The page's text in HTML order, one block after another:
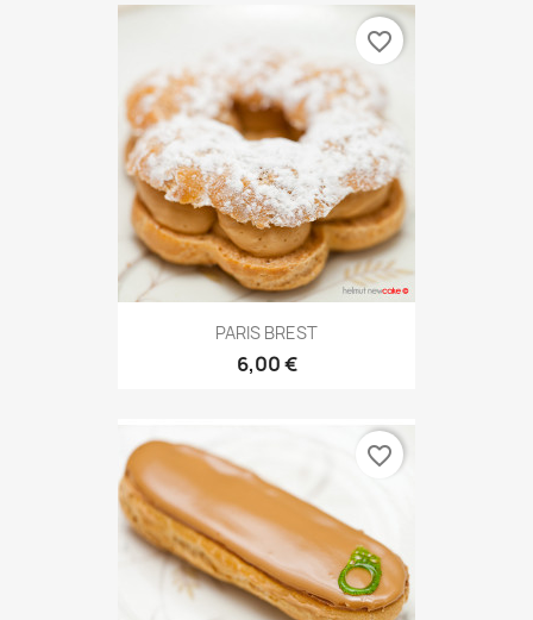
PARIS BREST
6,00 €
favorite_border
favorite_border